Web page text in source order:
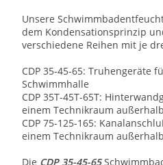
Unsere
dem Kondensationsprinzip
verschiedene Reihen mit je
CDP 35-45-65: Truhengeräte
Schwimmhalle
CDP 35T-45T-65T:
einem Technikraum
CDP 75-125-165:
einem Technikraum
Die CDP 35-45-65